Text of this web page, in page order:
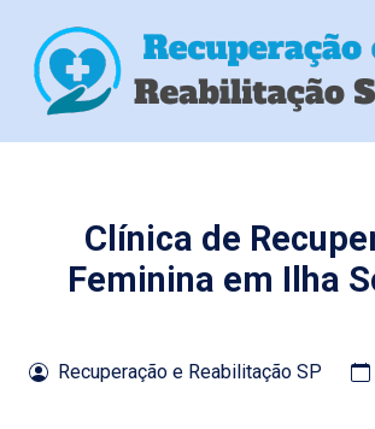
Clínica de
Feminina em Ilha
Recuperação e Reabilitação SP